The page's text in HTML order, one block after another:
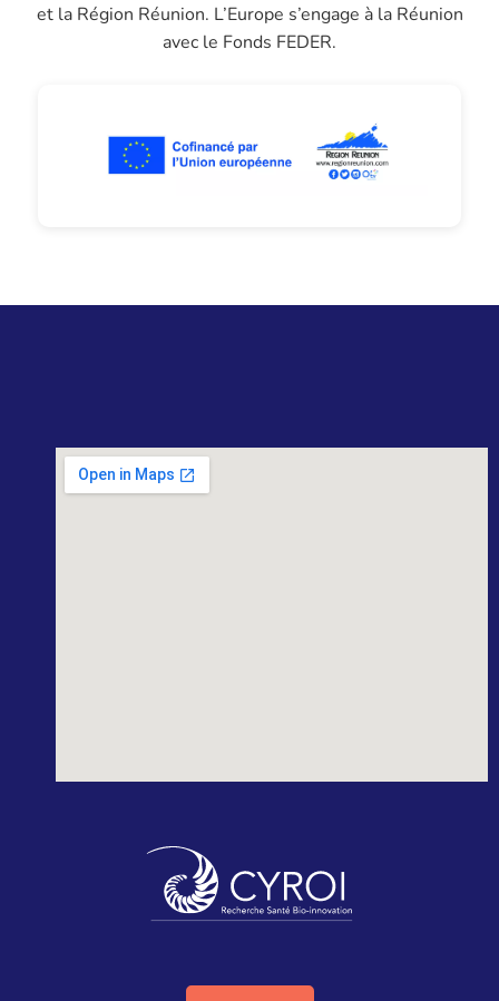
et la Région Réunion. L’Europe s’engage à la Réunion
avec le Fonds FEDER.